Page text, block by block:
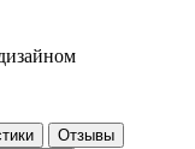
Отзывы